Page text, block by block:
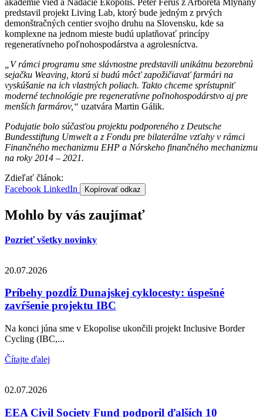
predstavil projekt Living Lab, ktorý bude jedným z prvých
demonštračných centier svojho druhu na Slovensku, kde sa
komplexne na jednom mieste budú uplatňovať princípy
regeneratívneho poľnohospodárstva a agrolesníctva.
„V rámci programu sme slávnostne predstavili unikátnu bezorebnú
sejačku Weaving, ktorú si budú môcť zapožičiavať farmári na
vyskúšanie na ich vlastných poliach. Takto chceme sprístupniť
moderné technológie pre regeneratívne poľnohospodárstvo aj pre
menších farmárov,“ uzatvára Martin Gálik.
Podujatie bolo súčasťou projektu podporeného z Deutsche
Bundesstiftung Umwelt a z Fondu pre bilaterálne vzťahy v rámci
Finančného mechanizmu EHP a Nórskeho finančného mechanizmu
na roky 2014 – 2021.
Zdieľať článok:
Facebook LinkedIn Kopírovať odkaz
Mohlo by vás zaujímať
Pozrieť všetky novinky
20.07.2026
Príbehy pozdĺž Dunajskej cyklocesty: úspešné
zavŕšenie projektu IBC
Na konci júna sme v Ekopolise ukončili projekt Inclusive Border
Cycling (IBC,...
Čítajte ďalej
02.07.2026
EEA Civil Society Fund podporil ďalších 10